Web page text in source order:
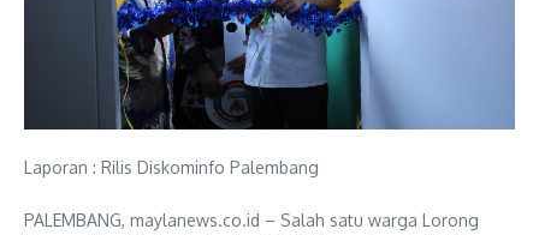
Laporan : Rilis Diskominfo Palembang
PALEMBANG, maylanews.co.id – Salah satu warga Lorong